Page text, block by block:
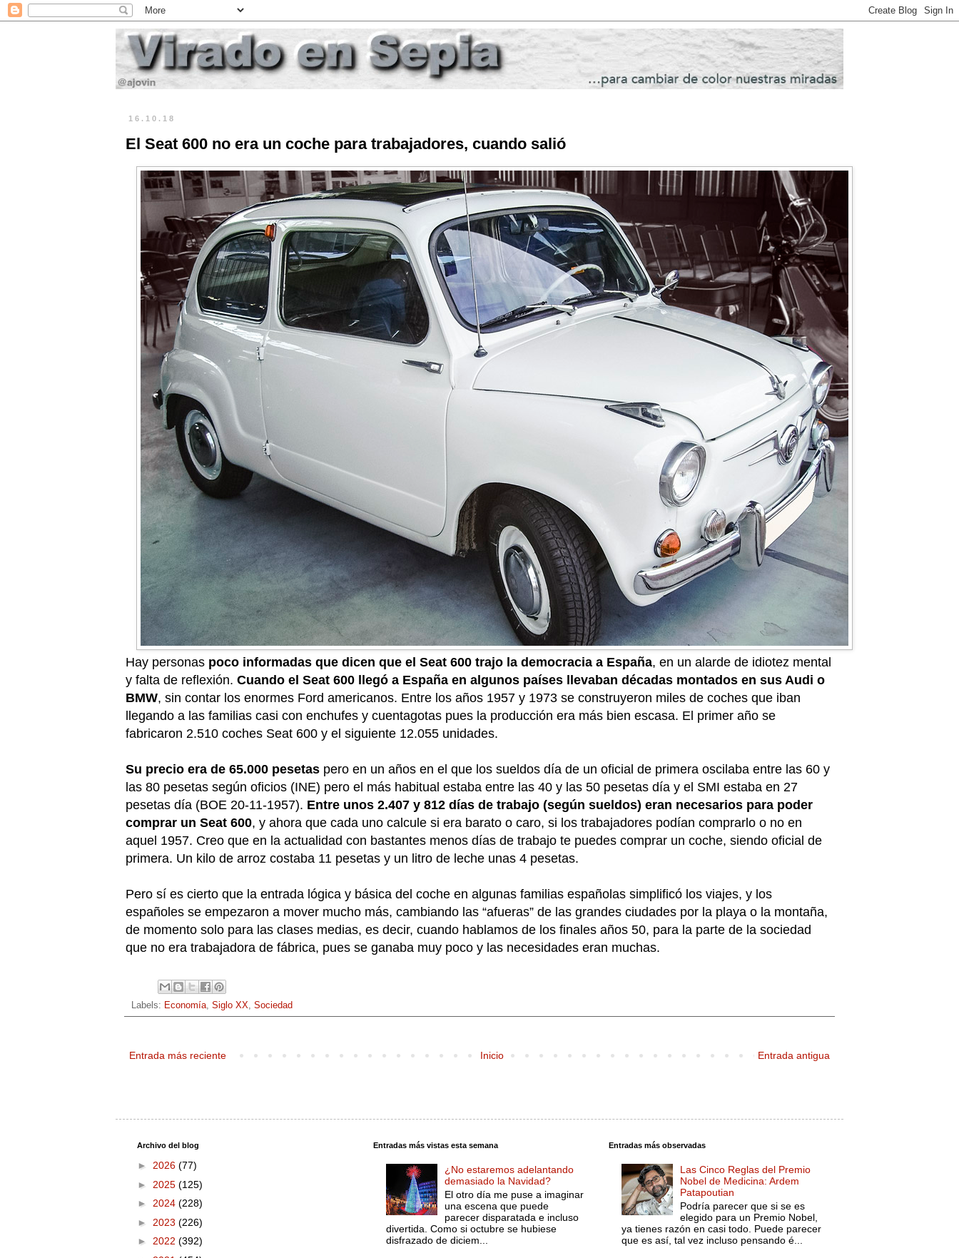
16.10.18
El Seat 600 no era un coche para trabajadores, cuando salió
Hay personas poco informadas que dicen que el Seat 600 trajo la democracia a España, en un alarde de idiotez mental
y falta de reflexión. Cuando el Seat 600 llegó a España en algunos países llevaban décadas montados en sus Audi o
BMW, sin contar los enormes Ford americanos. Entre los años 1957 y 1973 se construyeron miles de coches que iban
llegando a las familias casi con enchufes y cuentagotas pues la producción era más bien escasa. El primer año se
fabricaron 2.510 coches Seat 600 y el siguiente 12.055 unidades.
Su precio era de 65.000 pesetas pero en un años en el que los sueldos día de un oficial de primera oscilaba entre las 60 y
las 80 pesetas según oficios (INE) pero el más habitual estaba entre las 40 y las 50 pesetas día y el SMI estaba en 27
pesetas día (BOE 20-11-1957). Entre unos 2.407 y 812 días de trabajo (según sueldos) eran necesarios para poder
comprar un Seat 600, y ahora que cada uno calcule si era barato o caro, si los trabajadores podían comprarlo o no en
aquel 1957. Creo que en la actualidad con bastantes menos días de trabajo te puedes comprar un coche, siendo oficial de
primera. Un kilo de arroz costaba 11 pesetas y un litro de leche unas 4 pesetas.
Pero sí es cierto que la entrada lógica y básica del coche en algunas familias españolas simplificó los viajes, y los
españoles se empezaron a mover mucho más, cambiando las “afueras” de las grandes ciudades por la playa o la montaña,
de momento solo para las clases medias, es decir, cuando hablamos de los finales años 50, para la parte de la sociedad
que no era trabajadora de fábrica, pues se ganaba muy poco y las necesidades eran muchas.
Labels: Economía Siglo XX Sociedad
Entrada más reciente Entrada antigua
Inicio
Archivo del blog
► 2026 (77)
► 2025 (125)
► 2024 (228)
► 2023 (226)
► 2022 (392)
Entradas más vistas esta semana
¿No estaremos adelantando
demasiado la Navidad?
El otro día me puse a imaginar
una escena que puede
parecer disparatada e incluso
divertida. Como si octubre se hubiese
disfrazado de diciem...
Entradas más observadas
Las Cinco Reglas del Premio
Nobel de Medicina: Ardem
Patapoutian
Podría parecer que si se es
elegido para un Premio Nobel,
ya tienes razón en casi todo. Puede parecer
que es así, tal vez incluso pensando é...